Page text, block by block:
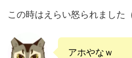
この時はえらい怒られました
アホやなｗ